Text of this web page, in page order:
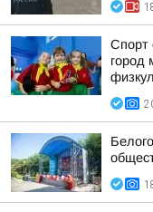
Спорт
город